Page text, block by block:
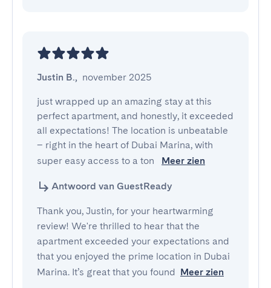
Justin B., november 2025
just wrapped up an amazing stay at this
perfect apartment, and honestly, it exceeded
all expectations! The location is unbeatable
– right in the heart of Dubai Marina, with
super easy access to a ton
Meer zien
Antwoord van GuestReady
Thank you, Justin, for your heartwarming
review! We're thrilled to hear that the
apartment exceeded your expectations and
that you enjoyed the prime location in Dubai
Marina. It’s great that you found Meer zien